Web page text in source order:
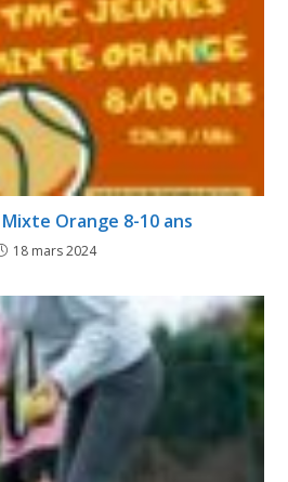
Mixte Orange 8-10 ans
18 mars 2024